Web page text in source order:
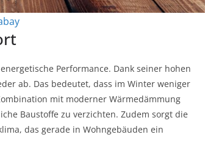
Performance. Dank seiner hohen
ab. Das bedeutet, dass im Winter weniger
mit moderner Wärmedämmung
Baustoffe zu verzichten. Zudem sorgt die
das gerade in Wohngebäuden ein